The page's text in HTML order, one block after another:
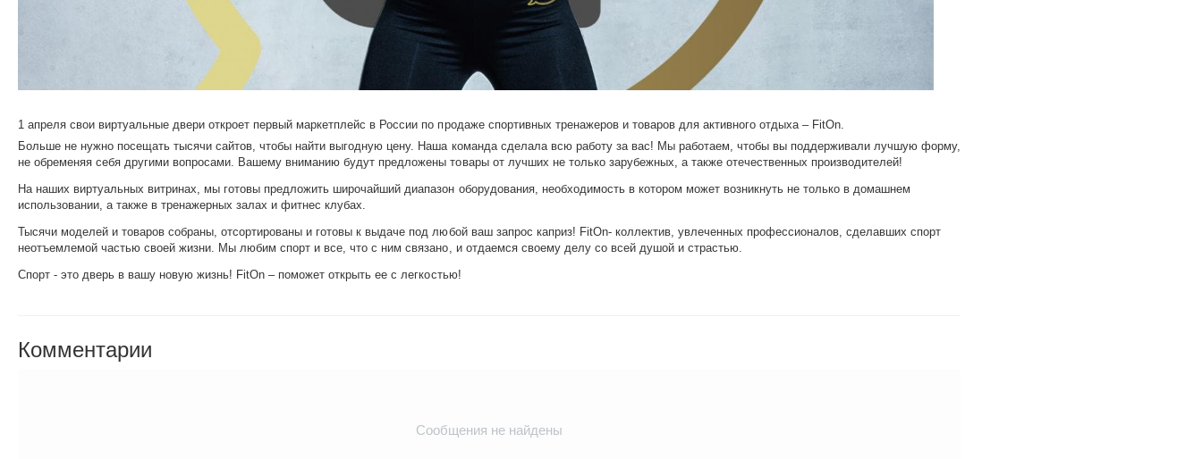
1 апреля свои виртуальные двери откроет первый маркетплейс в России по продаже спортивных тренажеров и товаров для активного отдыха – FitOn.
Больше не нужно посещать тысячи сайтов, чтобы найти выгодную цену. Наша команда сделала всю работу за вас! Мы работаем, чтобы вы поддерживали лучшую форму,
не обременяя себя другими вопросами. Вашему вниманию будут предложены товары от лучших не только зарубежных, а также отечественных производителей!
На наших виртуальных витринах, мы готовы предложить широчайший диапазон оборудования, необходимость в котором может возникнуть не только в домашнем
использовании, а также в тренажерных залах и фитнес клубах.
Тысячи моделей и товаров собраны, отсортированы и готовы к выдаче под любой ваш запрос каприз! FitOn- коллектив, увлеченных профессионалов, сделавших спорт
неотъемлемой частью своей жизни. Мы любим спорт и все, что с ним связано, и отдаемся своему делу со всей душой и страстью.
Спорт - это дверь в вашу новую жизнь! FitOn – поможет открыть ее с легкостью!
Комментарии
Сообщения не найдены